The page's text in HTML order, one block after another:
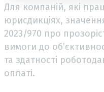
Для компаній, які
юрисдикціях,
2023/970 про
вимоги до
та здатності
оплаті.